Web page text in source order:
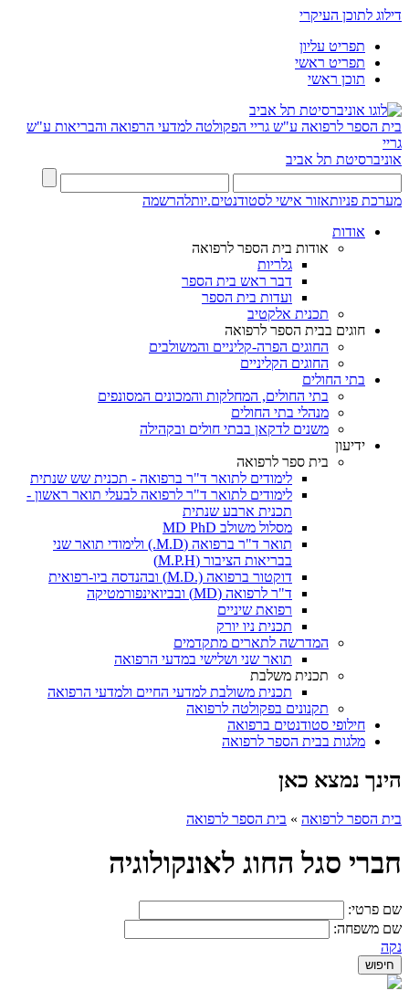
דילוג לתוכן העיקרי
תפריט עליון
תפריט ראשי
תוכן ראשי
בית הספר לרפואה ע"ש גריי הפקולטה למדעי הרפואה והבריאות ע"ש
גריי
אוניברסיטת תל אביב
מערכת פניותאזור אישי לסטודנטים.יותלהרשמה
אודות
אודות בית הספר לרפואה
גלריות
דבר ראש בית הספר
ועדות בית הספר
תכנית אלקטיב
חוגים בבית הספר לרפואה
החוגים הפרה-קליניים והמשולבים
החוגים הקליניים
בתי החולים
בתי החולים, המחלקות והמכונים המסונפים
מנהלי בתי החולים
משנים לדקאן בבתי חולים ובקהילה
ידיעון
בית ספר לרפואה
לימודים לתואר ד"ר ברפואה - תכנית שש שנתית
לימודים לתואר ד"ר לרפואה לבעלי תואר ראשון -
תכנית ארבע שנתית
מסלול משולב MD PhD
תואר ד"ר ברפואה (M.D.) ולימודי תואר שני
בבריאות הציבור (M.P.H)
דוקטור ברפואה (.M.D) ובהנדסה ביו-רפואית
ד"ר לרפואה (MD) ובביואינפורמטיקה
רפואת שיניים
תכנית ניו יורק
המדרשה לתארים מתקדמים
תואר שני ושלישי במדעי הרפואה
תכנית משלבת
תכנית משולבת למדעי החיים ולמדעי הרפואה
תקנונים בפקולטה לרפואה
חילופי סטודנטים ברפואה
מלגות בבית הספר לרפואה
הינך נמצא כאן
בית הספר לרפואה » בית הספר לרפואה
חברי סגל החוג לאונקולוגיה
שם פרטי:
שם משפחה:
נקה